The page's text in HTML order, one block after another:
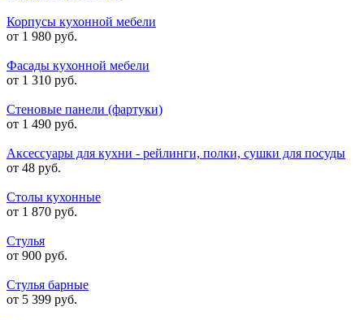
Корпусы кухонной мебели
от 1 980 руб.
Фасады кухонной мебели
от 1 310 руб.
Стеновые панели (фартуки)
от 1 490 руб.
Аксессуары для кухни - рейлинги, полки, сушки для посуды
от 48 руб.
Столы кухонные
от 1 870 руб.
Стулья
от 900 руб.
Стулья барные
от 5 399 руб.